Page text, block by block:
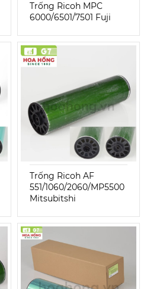
Trống Ricoh MPC
6000/6501/7501 Fuji
Trống Ricoh AF
551/1060/2060/MP5500
Mitsubitshi